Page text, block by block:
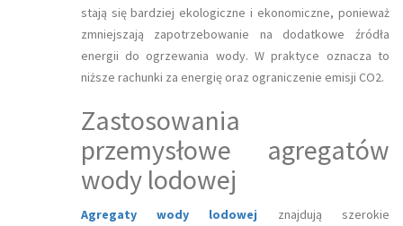
stają się bardziej ekologiczne i ekonomiczne, ponieważ
zmniejszają zapotrzebowanie na dodatkowe źródła
energii do ogrzewania wody. W praktyce oznacza to
niższe rachunki za energię oraz ograniczenie emisji CO2.
Zastosowania
przemysłowe agregatów
wody lodowej
Agregaty wody lodowej znajdują szerokie